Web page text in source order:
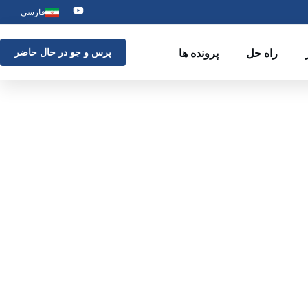
فارسی
راه حل پرونده ها پرس و جو در حال حاضر